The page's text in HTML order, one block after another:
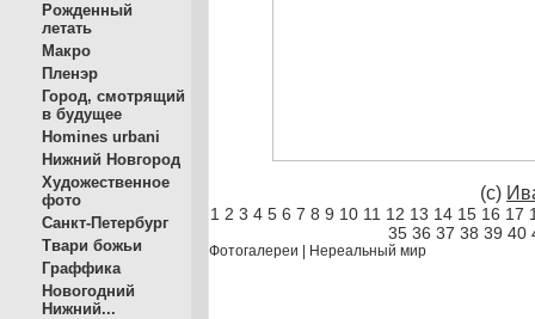
Рожденный
летать
Макро
Пленэр
Город, смотрящий
в будущее
Homines urbani
Нижний Новгород
Художественное
фото
Санкт-Петербург
Твари божьи
Граффика
Новогодний
Нижний...
(c)
1 2 3 4 5 6 7 8 9 10 11 12 13 14 15 16 17
35 36 37 38 39 40
Фотогалереи Нереальный мир